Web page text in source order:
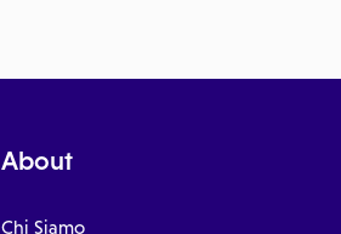
About
Chi Siamo